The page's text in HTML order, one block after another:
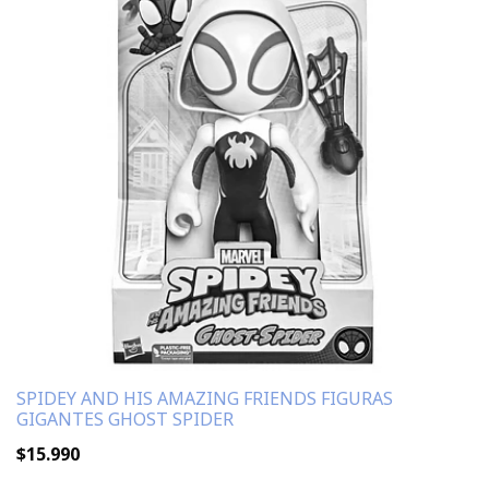
SPIDEY AND HIS AMAZING FRIENDS FIGURAS
GIGANTES GHOST SPIDER
$15.990